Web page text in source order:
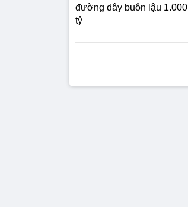
đường dây buôn lậu 1.000
tỷ